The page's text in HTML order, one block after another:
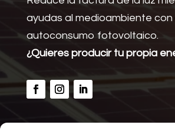
ayudas al medioambiente con
autoconsumo fotovoltaico.
¿Quieres producir tu propia